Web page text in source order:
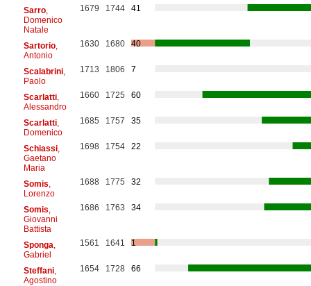
Sarro,
Domenico
Natale
1679 1744 41
Sartorio,
Antonio
1630 1680 40
Scalabrini,
Paolo
1713 1806 7
Scarlatti,
Alessandro
1660 1725 60
Scarlatti,
Domenico
1685 1757 35
Schiassi,
Gaetano
Maria
1698 1754 22
Somis
Lorenzo
1688 1775 32
Somis
Giovanni
Battista
1686 1763 34
Sponga
Gabriel
1561 1641 1
Steffani,
Agostino
1654 1728 66